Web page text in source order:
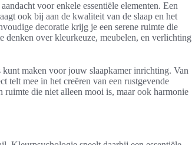
voor enkele essentiële elementen. Een
ook bij aan de kwaliteit van de slaap en het
decoratie krijg je een serene ruimte die
denken over kleurkeuze, meubelen, en verlichting
maken voor jouw slaapkamer inrichting. Van
telt mee in het creëren van een rustgevende
ruimte die niet alleen mooi is, maar ook harmonie